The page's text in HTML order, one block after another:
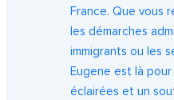
France. Que vous
les démarches
immigrants ou les
Eugene est là
éclairées et un